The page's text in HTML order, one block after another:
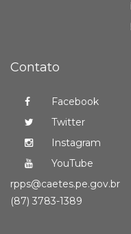
Contato
Facebook
Twitter
Instagram
YouTube
rpps@caetes.pe.gov.br
(87) 3783-1389